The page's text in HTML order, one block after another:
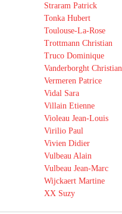
Straram Patrick
Tonka Hubert
Toulouse-La-Rose
Trottmann Christian
Truco Dominique
Vanderborght Christian
Vermeren Patrice
Vidal Sara
Villain Etienne
Violeau Jean-Louis
Virilio Paul
Vivien Didier
Vulbeau Alain
Vulbeau Jean-Marc
Wijckaert Martine
XX Suzy